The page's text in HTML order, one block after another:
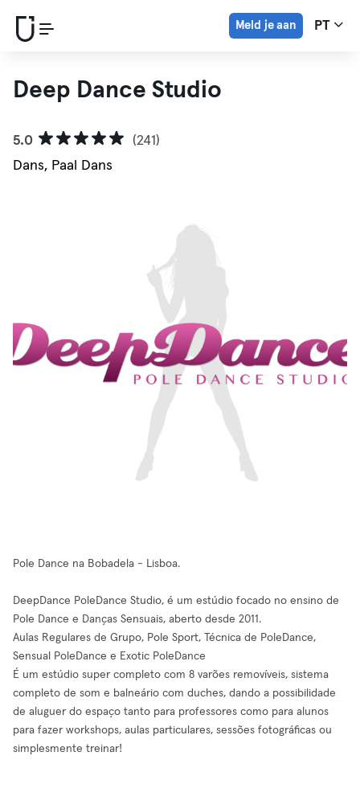
Meld je aan PT
Deep Dance Studio
5.0
(241)
Dans, Paal Dans
Pole Dance na Bobadela - Lisboa.
DeepDance PoleDance Studio, é um estúdio focado no ensino de
Pole Dance e Danças Sensuais, aberto desde 2011.
Aulas Regulares de Grupo, Pole Sport, Técnica de PoleDance,
Sensual PoleDance e Exotic PoleDance
É um estúdio super completo com 8 varões removíveis, sistema
completo de som e balneário com duches, dando a possibilidade
de aluguer do espaço tanto para professores como para alunos
para fazer workshops, aulas particulares, sessões fotográficas ou
simplesmente treinar!